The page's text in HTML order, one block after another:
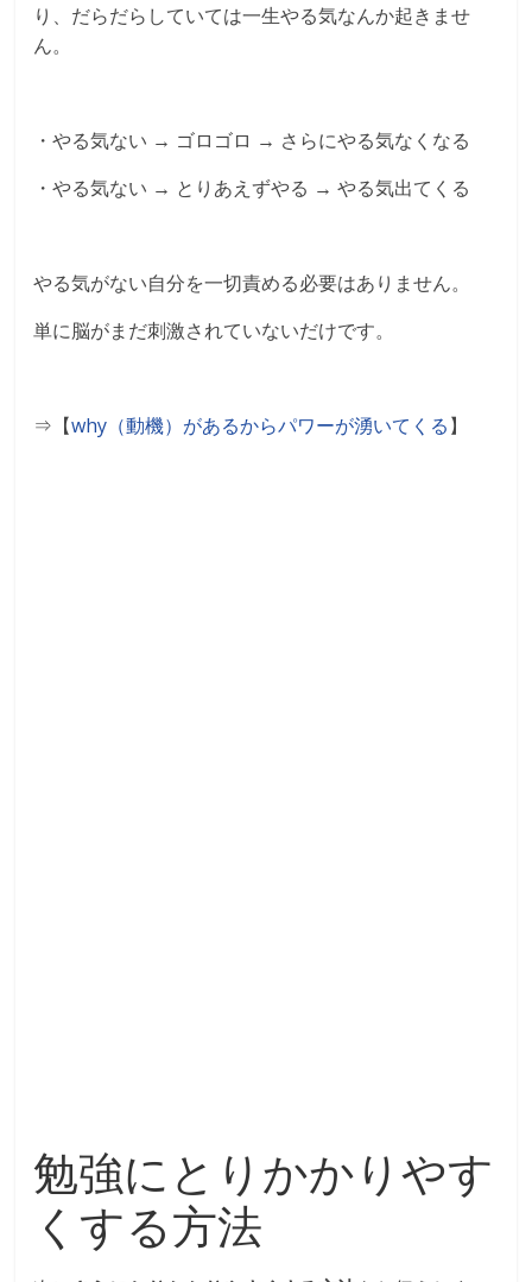
り、だらだらしていては一生やる気なんか起きませ
ん。
・やる気ない → ゴロゴロ → さらにやる気なくなる
・やる気ない → とりあえずやる → やる気出てくる
やる気がない自分を一切責める必要はありません。
単に脳がまだ刺激されていないだけです。
⇒【why（動機）があるからパワーが湧いてくる】
勉強にとりかかりやす
くする方法